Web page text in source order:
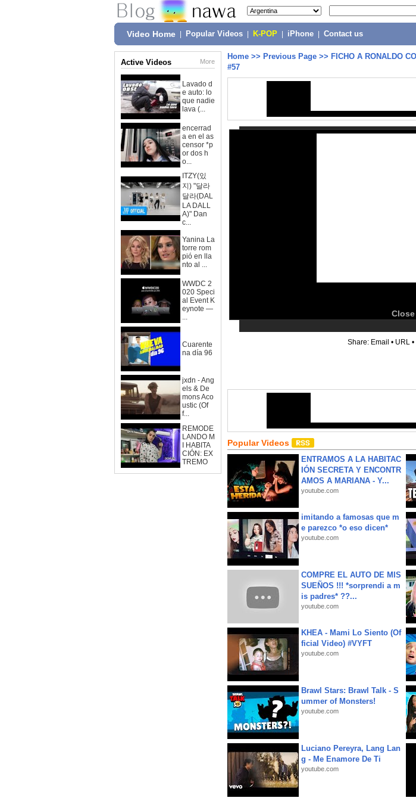
Video Home Popular Videos K-POP iPhone Contact us
Active Videos More
Lavado d
e auto: lo
que nadie
lava (...
encerrad
a en el as
censor *p
or dos h
o...
ITZY(있
지) "달라
달라(DAL
LA DALL
A)" Dan
c...
Yanina La
torre rom
pió en lla
nto al ...
WWDC 2
020 Speci
al Event K
eynote —
...
Cuarente
na día 96
jxdn - Ang
els & De
mons Aco
ustic (Of
f...
REMODE
LANDO M
I HABITA
CIÓN: EX
TREMO
Home >> Previous Page >> FICHO A RONALDO
#57
Close
Share: Email • URL •
Popular Videos
ENTRAMOS A LA HABITAC
IÓN SECRETA Y ENCONTR
AMOS A MARIANA - Y...
youtube.com
imitando a famosas que m
e parezco *o eso dicen*
youtube.com
COMPRE EL AUTO DE MIS
SUEÑOS !!! *sorprendi a m
is padres* ??...
youtube.com
KHEA - Mami Lo Siento (Of
ficial Video) #VYFT
youtube.com
Brawl Stars: Brawl Talk - S
ummer of Monsters!
youtube.com
Luciano Pereyra, Lang Lan
g - Me Enamore De Ti
youtube.com